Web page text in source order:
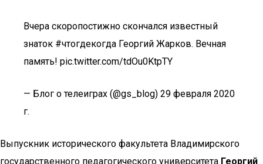
Вчера скоропостижно скончался известный
знаток #чтогдекогда Георгий Жарков. Вечная
память! pic.twitter.com/tdOu0KtpTY
— Блог о телеиграх (@gs_blog) 29 февраля 2020
г.
Выпускник исторического факультета Владимирского
государственного педагогического университета Георгий